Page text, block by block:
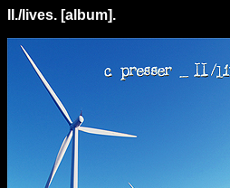
II./lives. [album].